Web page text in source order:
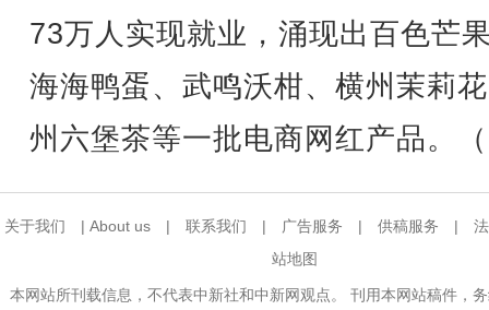
73万人实现就业，涌现出百色芒
海海鸭蛋、武鸣沃柑、横州茉莉
州六堡茶等一批电商网红产品。
关于我们 | About us | 联系我们 | 广告服务 | 供稿服务 |
站地图
本网站所刊载信息，不代表中新社和中新网观点。 刊用本网站稿件，